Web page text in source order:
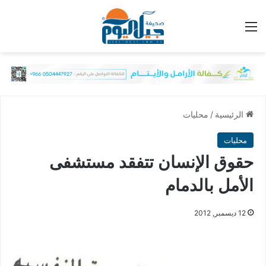
الرئيسية / محليات
محليات
حقوق الإنسان تتفقد مستشفى
الأمل بالدمام
12 ديسمبر, 2012